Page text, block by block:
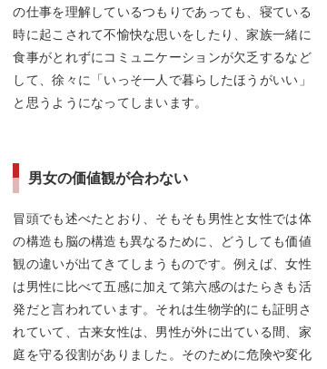
の仕事を理解しているつもりであっても、寝ている
時に起こされて不愉快な思いをしたり、家族一緒に
食事がとれずにコミュニケーションが欠乏するなど
して、徐々に「いっそ一人で暮らしたほうがいい」
と思うようになってしまいます。
男女の価値観が合わない
冒頭でも述べたとおり、そもそも男性と女性では体
の構造も脳の構造も異なるために、どうしても価値
観の違いが出てきてしまうものです。例えば、女性
は男性に比べて五感に加えて第六感のはたらきも活
発だと言われています。それは生物学的にも証明さ
れていて、古来女性は、男性が外に出ている間、家
庭を守る役割がありました。そのために危険や変化